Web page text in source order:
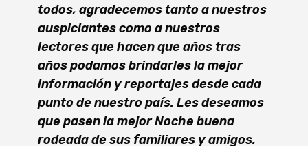
todos, agradecemos tanto a nuestros
auspiciantes como a nuestros
lectores que hacen que años tras
años podamos brindarles la mejor
información y reportajes desde cada
punto de nuestro país. Les deseamos
que pasen la mejor Noche buena
rodeada de sus familiares y amigos.